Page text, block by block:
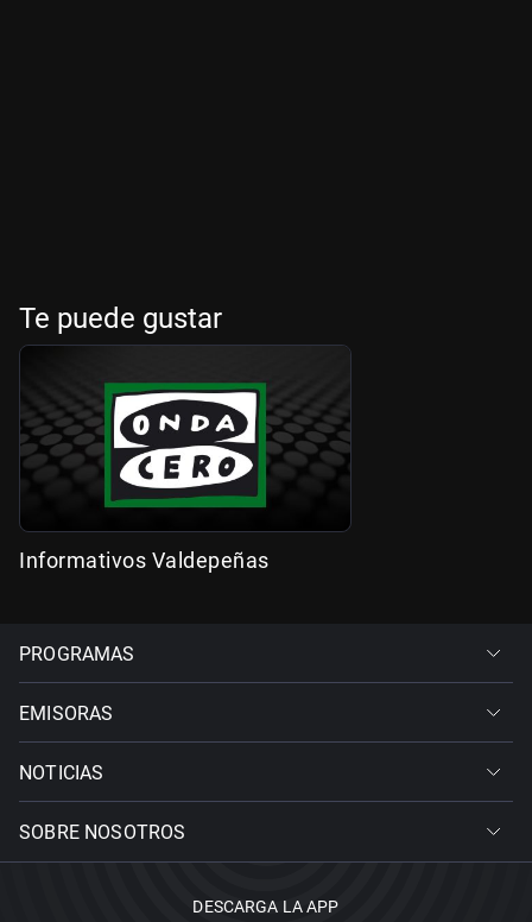
Te puede gustar
Informativos Valdepeñas
PROGRAMAS
EMISORAS
NOTICIAS
SOBRE NOSOTROS
DESCARGA LA APP